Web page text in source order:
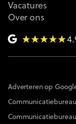
Vacatures
Over ons
Adverteren op
Communicatiebureau